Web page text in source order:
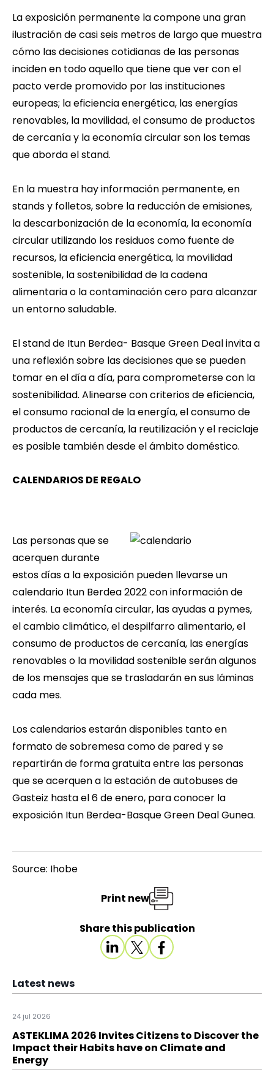
La exposición permanente la compone una gran
ilustración de casi seis metros de largo que muestra
cómo las decisiones cotidianas de las personas
inciden en todo aquello que tiene que ver con el
pacto verde promovido por las instituciones
europeas; la eficiencia energética, las energías
renovables, la movilidad, el consumo de productos
de cercanía y la economía circular son los temas
que aborda el stand.
En la muestra hay información permanente, en
stands y folletos, sobre la reducción de emisiones,
la descarbonización de la economía, la economía
circular utilizando los residuos como fuente de
recursos, la eficiencia energética, la movilidad
sostenible, la sostenibilidad de la cadena
alimentaria o la contaminación cero para alcanzar
un entorno saludable.
El stand de Itun Berdea- Basque Green Deal invita a
una reflexión sobre las decisiones que se pueden
tomar en el día a día, para comprometerse con la
sostenibilidad. Alinearse con criterios de eficiencia,
el consumo racional de la energía, el consumo de
productos de cercanía, la reutilización y el reciclaje
es posible también desde el ámbito doméstico.
CALENDARIOS DE REGALO
Las personas que se
acerquen durante
estos días a la exposición pueden llevarse un
calendario Itun Berdea 2022 con información de
interés. La economía circular, las ayudas a pymes,
el cambio climático, el despilfarro alimentario, el
consumo de productos de cercanía, las energías
renovables o la movilidad sostenible serán algunos
de los mensajes que se trasladarán en sus láminas
cada mes.
Los calendarios estarán disponibles tanto en
formato de sobremesa como de pared y se
repartirán de forma gratuita entre las personas
que se acerquen a la estación de autobuses de
Gasteiz hasta el 6 de enero, para conocer la
exposición Itun Berdea-Basque Green Deal Gunea.
Source: Ihobe
Share this publication
Print new
Latest news
24 jul 2026
ASTEKLIMA 2026 Invites Citizens to Discover the
Impact their Habits have on Climate and
Energy